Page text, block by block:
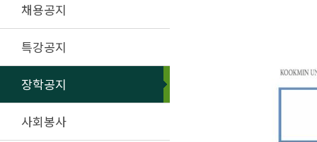
채용공지
특강공지
장학공지
사회봉사